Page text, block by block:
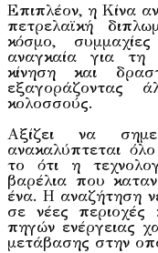
Επιπλέον, η Κίνα
πετρελαϊκή
κόσμο,
αναγκαία για τη
κίνηση και
εξαγοράζοντας
κολοσσούς.
Αξίζει να
ανακαλύπτεται
το ότι η
βαρέλια που
ένα. Η αναζήτηση
σε νέες περιοχές
πηγών ενέργειας
μετάβασης στην